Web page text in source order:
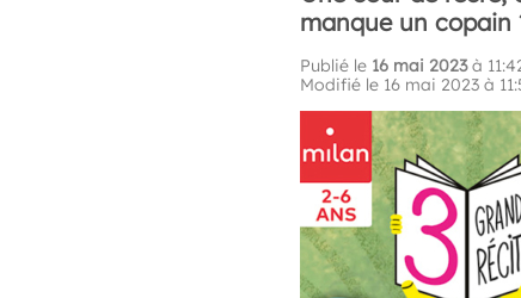
manque un copain
Publié le 16 mai 2023à
Modifié le 16 mai 2023 à